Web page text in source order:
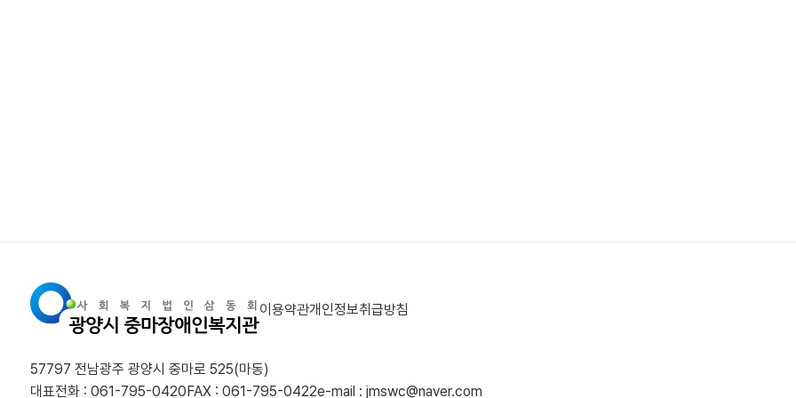
이용약관개인정보취급방침
57797 전남광주 광양시 중마로 525(마동)
대표전화 : 061-795-0420FAX : 061-795-0422e-mail : jmswc@naver.com